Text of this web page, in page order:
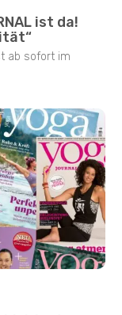
ist da!
ab sofort im